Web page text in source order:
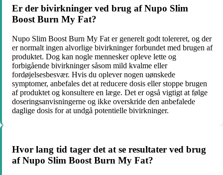
Er der bivirkninger ved brug af Nupo Slim
Boost Burn My Fat?
Nupo Slim Boost Burn My Fat er generelt godt tolereret, og der
er normalt ingen alvorlige bivirkninger forbundet med brugen af
produktet. Dog kan nogle mennesker opleve lette og
forbigående bivirkninger såsom mild kvalme eller
fordøjelsesbesvær. Hvis du oplever nogen uønskede
symptomer, anbefales det at reducere dosis eller stoppe brugen
af produktet og konsultere en læge. Det er også vigtigt at følge
doseringsanvisningerne og ikke overskride den anbefalede
daglige dosis for at undgå potentielle bivirkninger.
Hvor lang tid tager det at se resultater ved brug
af Nupo Slim Boost Burn My Fat?